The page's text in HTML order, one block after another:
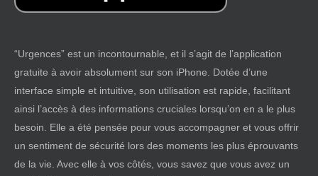
“Urgences” est un incontournable, et il s’agit de l’application
gratuite à avoir absolument sur son iPhone. Dotée d’une
interface simple et intuitive, son utilisation est rapide, facilitant
ainsi l’accès à des informations cruciales lorsqu’on en a le plus
besoin. Elle a été pensée pour vous accompagner et vous offrir
un sentiment de sécurité lors des moments les plus éprouvants
de la vie. Avec elle à vos côtés, vous savez que vous avez un